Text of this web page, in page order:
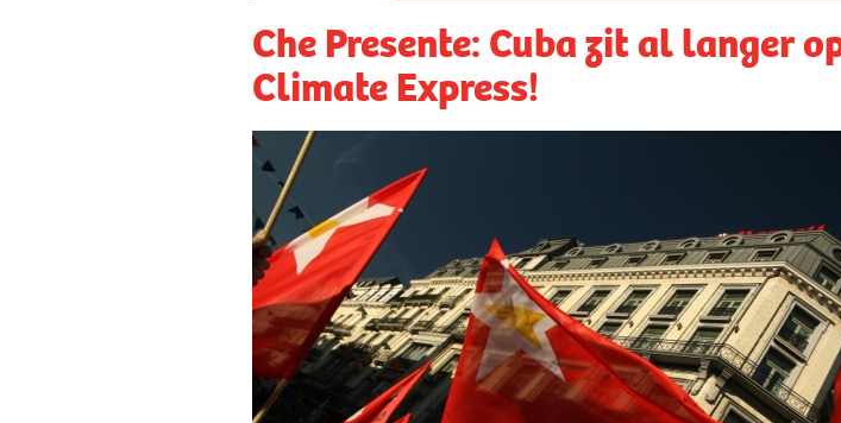
Che Presente: Cuba zit al langer
Climate Express!